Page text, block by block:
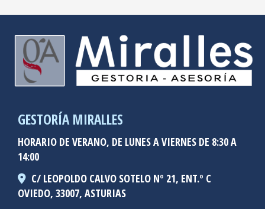
GESTORÍA MIRALLES
HORARIO DE VERANO, DE LUNES A VIERNES DE 8:30 A
14:00
C/ LEOPOLDO CALVO SOTELO Nº 21, ENT.º C
OVIEDO, 33007, ASTURIAS